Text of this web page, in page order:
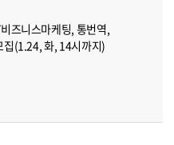
즈니스마케팅, 통번역,
집(1.24, 화, 14시까지)